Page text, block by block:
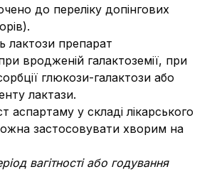
до переліку допінгових
лактози препарат
вродженій галактоземії, при
глюкози-галактози або
лактази.
аспартаму у складі лікарського
застосовувати хворим на
вагітності або годування